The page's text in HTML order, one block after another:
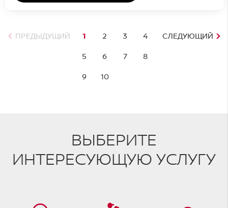
ПРЕДЫДУЩИЙ СЛЕДУЮЩИЙ
1 2 3
4
5
6 7
8
9
10
ВЫБЕРИТЕ
ИНТЕРЕСУЮЩУЮ УСЛУГУ